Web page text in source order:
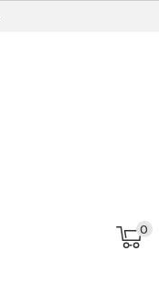
0